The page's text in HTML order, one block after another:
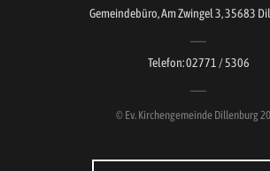
Gemeindebüro, Am Zwingel 3, 35683
Telefon: 02771 / 5306
© Ev. Kirchengemeinde Dillenburg